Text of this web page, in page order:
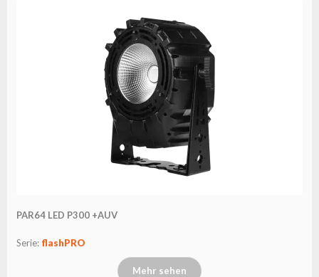
PAR64 LED P300 +AUV
Serie: flashPRO
Mehr sehen